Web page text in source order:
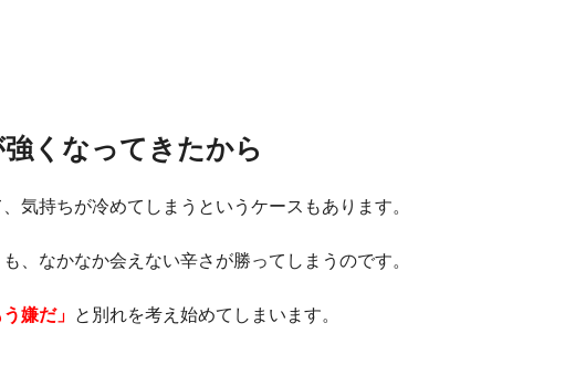
くなってきたから
気持ちが冷めてしまうというケースもあります。
、なかなか会えない辛さが勝ってしまうのです。
嫌だ」 と別れを考え始めてしまいます。